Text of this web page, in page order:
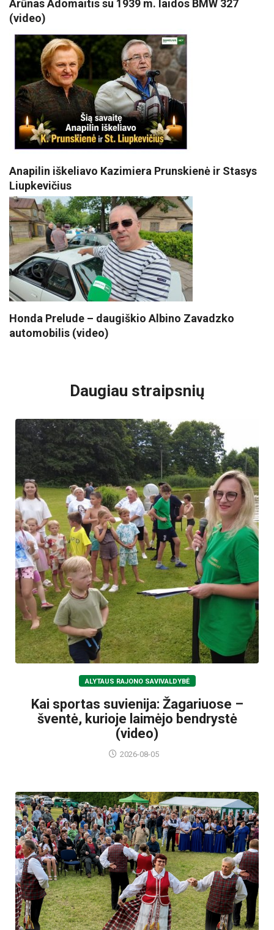
Arūnas Adomaitis su 1939 m. laidos BMW 327
(video)
Anapilin iškeliavo Kazimiera Prunskienė ir Stasys
Liupkevičius
Honda Prelude – daugiškio Albino Zavadzko
automobilis (video)
Daugiau straipsnių
ALYTAUS RAJONO SAVIVALDYBĖ
Kai sportas suvienija: Žagariuose –
šventė, kurioje laimėjo bendrystė
(video)
2026-08-05